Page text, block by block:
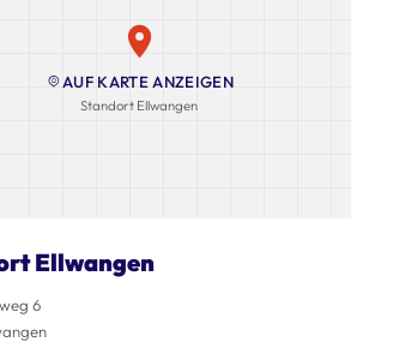
AUF KARTE ANZEIGEN
Standort Ellwangen
Ellwangen
6